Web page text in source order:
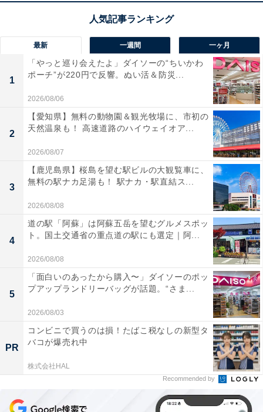
最新 一週間 一ヶ月
1
「やっと巡り会えたよ」ダイソーの“ちいかわ
ポーチ”が220円で反響。ぬい活＆防災...
2026/08/06
2
【愛知県】無料の動物園＆観光牧場に、市初の
天然温泉も！ 高速道路のハイウェイオア...
2026/08/07
3
【鹿児島県】桜島を望む駅ビルの大観覧車に、
無料の駅ナカ足湯も！ 駅ナカ・駅直結ス...
2026/08/08
4
道の駅「阿蘇」は阿蘇五岳を望むグルメスポッ
ト。国土交通省の重点道の駅にも選定｜阿...
2026/08/08
5
「面白いのあったから購入〜」ダイソーのポッ
プアップランドリーバッグが話題。“さま...
2026/08/03
PR
コンビニで買うのは損！たばこ税なしの新型タ
バコが爆売れ中
株式会社HAL
Recommended by